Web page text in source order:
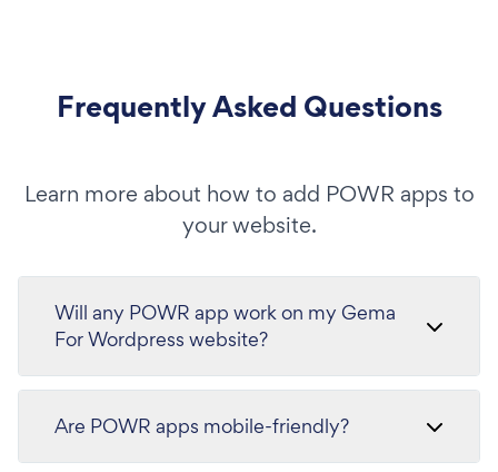
Frequently Asked Questions
Learn more about how to add POWR apps to
your website.
Will any POWR app work on my Gema
For Wordpress website?
Are POWR apps mobile-friendly?